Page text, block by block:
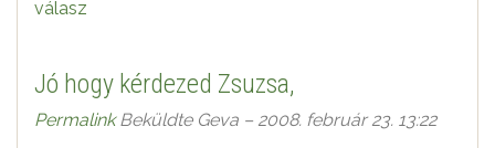
válasz
Jó hogy kérdezed Zsuzsa,
Permalink Beküldte Geva – 2008. február 23. 13:22